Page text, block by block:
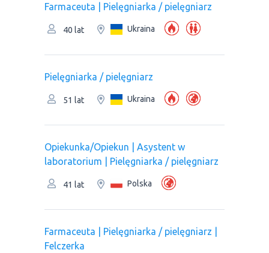
Farmaceuta | Pielęgniarka / pielęgniarz
40 lat Ukraina
Pielęgniarka / pielęgniarz
51 lat Ukraina
Opiekunka/Opiekun | Asystent w
laboratorium | Pielęgniarka / pielęgniarz
41 lat Polska
Farmaceuta | Pielęgniarka / pielęgniarz |
Felczerka